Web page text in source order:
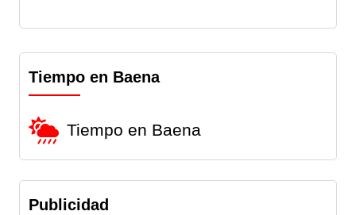
Tiempo en Baena
Tiempo en Baena
Publicidad